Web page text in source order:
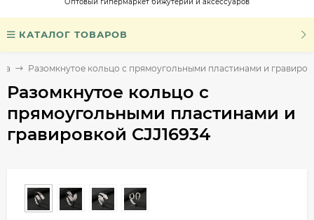
КАТАЛОГ ТОВАРОВ
Разомкнутое кольцо с прямоугольными пластинами и
Разомкнутое кольцо с
прямоугольными пластинами и
гравировкой CJJ16934